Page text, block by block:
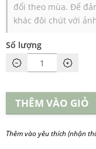
đổi theo mùa. Để
khác đôi chút với
Số lượng
THÊM VÀO GIỎ
Thêm vào yêu thích (nhận